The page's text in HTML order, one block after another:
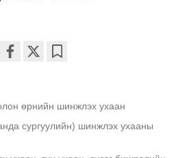
өрнийн шинжлэх ухаан
сургуулийн) шинжлэх ухааны